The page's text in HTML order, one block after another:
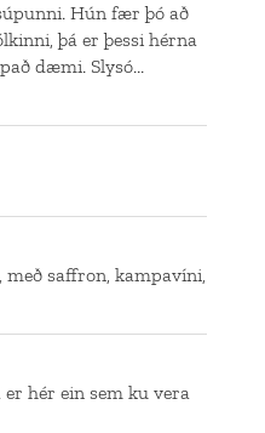
Hún fær þó að
þá er þessi hérna
dæmi. Slysó...
með saffron, kampavíni,
hér ein sem ku vera